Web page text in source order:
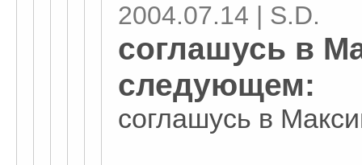
2004.07.14 | S.D.
соглашусь в
следующем:
соглашусь в